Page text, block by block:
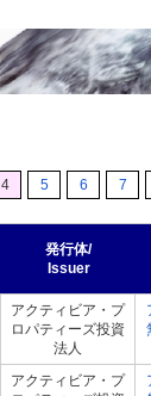
4 5 6 7
発行体/
Issuer
アクティビア・プ
ロパティーズ投資
法人
アクティビア・プ